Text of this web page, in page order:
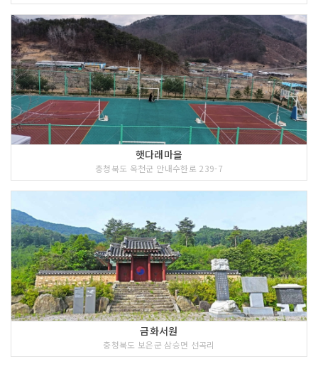
햇다래마을
충청북도 옥천군 안내수한로 239-7
금화서원
충청북도 보은군 삼승면 선곡리